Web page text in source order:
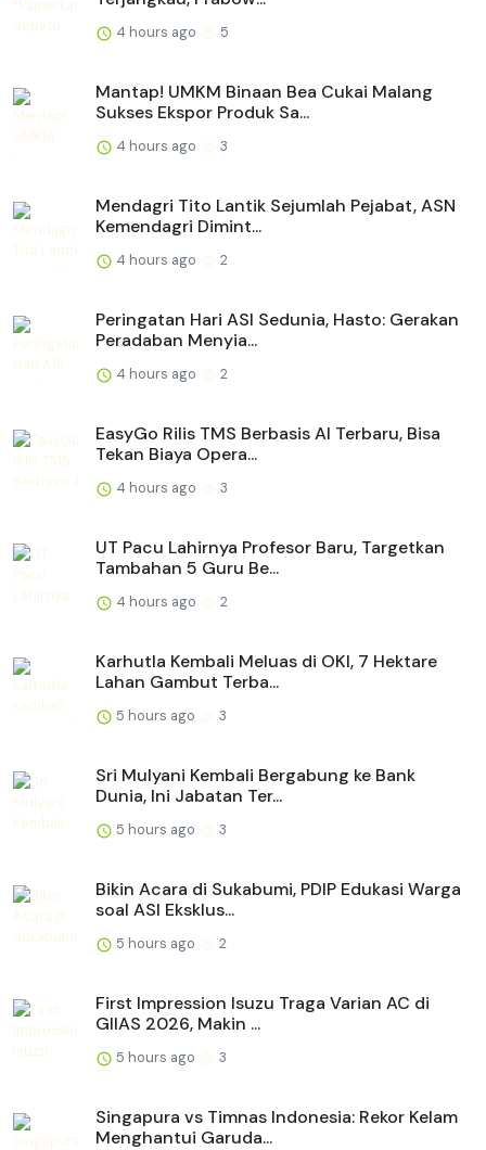
4 hours ago 5
Mantap! UMKM Binaan Bea Cukai Malang
Sukses Ekspor Produk Sa...
4 hours ago 3
Mendagri Tito Lantik Sejumlah Pejabat, ASN
Kemendagri Dimint...
4 hours ago 2
Peringatan Hari ASI Sedunia, Hasto: Gerakan
Peradaban Menyia...
4 hours ago 2
EasyGo Rilis TMS Berbasis AI Terbaru, Bisa
Tekan Biaya Opera...
4 hours ago 3
UT Pacu Lahirnya Profesor Baru, Targetkan
Tambahan 5 Guru Be...
4 hours ago 2
Karhutla Kembali Meluas di OKI, 7 Hektare
Lahan Gambut Terba...
5 hours ago 3
Sri Mulyani Kembali Bergabung ke Bank
Dunia, Ini Jabatan Ter...
5 hours ago 3
Bikin Acara di Sukabumi, PDIP Edukasi Warga
soal ASI Eksklus...
5 hours ago 2
First Impression Isuzu Traga Varian AC di
GIIAS 2026, Makin ...
5 hours ago 3
Singapura vs Timnas Indonesia: Rekor Kelam
Menghantui Garuda...